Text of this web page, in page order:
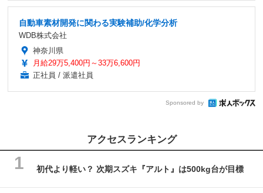
自動車素材開発に関わる実験補助/化学分析
WDB株式会社
神奈川県
月給29万5,400円～33万6,600円
正社員 / 派遣社員
Sponsored by
アクセスランキング
初代より軽い？ 次期スズキ『アルト』は500kg台が目標